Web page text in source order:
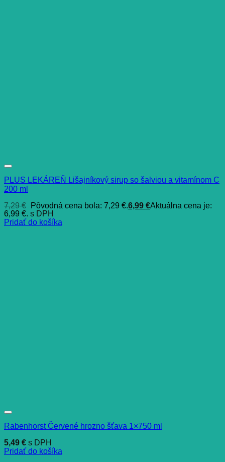
PLUS LEKÁREŇ Lišajníkový sirup so šalviou a vitamínom C
200 ml
7,29€ Pôvodná cena bola: 7,29 €.6,99 €Aktuálna cena je:
6,99 €. s DPH
Pridať do košíka
Rabenhorst Červené hrozno šťava 1×750 ml
5,49 € s DPH
Pridať do košíka